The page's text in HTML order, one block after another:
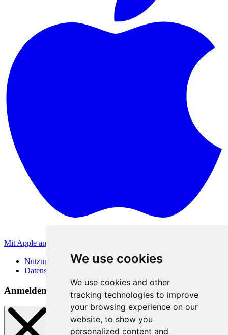
We use cookies
We use cookies and other
tracking technologies to improve
your browsing experience on our
website, to show you
personalized content and
Mit Apple anmelden
Nutzungsbedingungen
Datenschutzerklärung
Anmeldemethoden